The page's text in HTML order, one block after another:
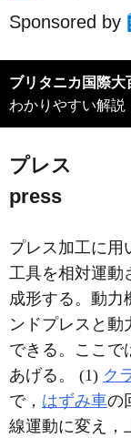
Sponsored by
ブリタニカ国際大
わかりやすい解説
プレス
press
プレス加工に用
工具を相対運動
成形する。動力
ンドプレスと動
できる。ここで
あげる。 (1) ク
で， はずみ車の
線運動に変え，